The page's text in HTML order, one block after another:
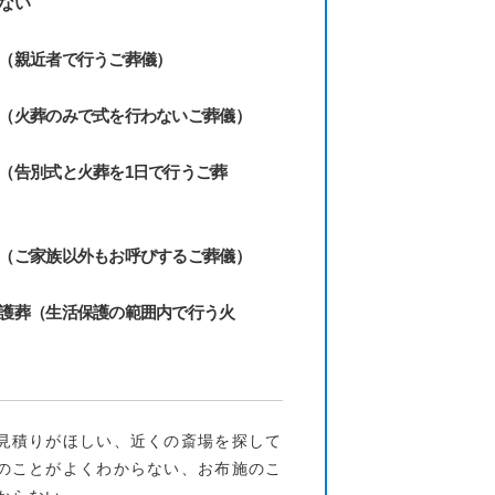
い
親近者で行うご葬儀）
火葬のみで式を行わないご葬儀）
告別式と火葬を1日で行うご葬
ご家族以外もお呼びするご葬儀）
葬（生活保護の範囲内で行う火
積りがほしい、近くの斎場を探して
ことがよくわからない、お布施のこ